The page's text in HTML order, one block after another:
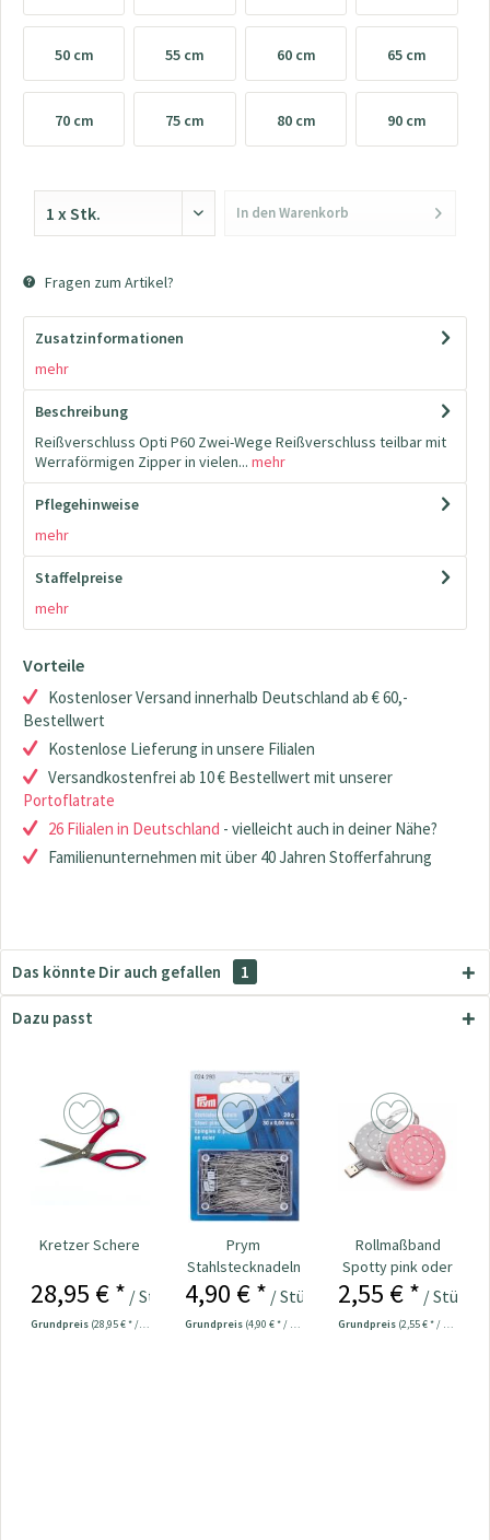
50 cm 55 cm 60 cm 65 cm
70 cm 75 cm 80 cm 90 cm
In denWarenkorb
Fragen zum Artikel?
Zusatzinformationen
mehr
Beschreibung
Reißverschluss Opti P60 Zwei-Wege Reißverschluss teilbar mit
Werraförmigen Zipper in vielen... mehr
Pflegehinweise
mehr
Staffelpreise
mehr
Vorteile
Kostenloser Versand innerhalb Deutschland ab € 60,-
Bestellwert
Kostenlose Lieferung in unsere Filialen
Versandkostenfrei ab 10 € Bestellwert mit unserer
Portoflatrate
26 Filialen in Deutschland - vielleicht auch in deiner Nähe?
Familienunternehmen mit über 40 Jahren Stofferfahrung
Das könnte Dir auch gefallen 1
Dazu passt
Kretzer Schere
28,95 € * / Stück
Grundpreis (28,95 € * / 1 Stück)
Prym
Stahlstecknadeln
30 x 0,6 mm 20 g
Nr. 024293
4,90 € * / Stück
Grundpreis (4,90 € * / 1 Stück)
Rollmaßband
Spotty pink oder
grau Nr. 109708
2,55 € * / Stück
Grundpreis (2,55 € * / 1 Stück)